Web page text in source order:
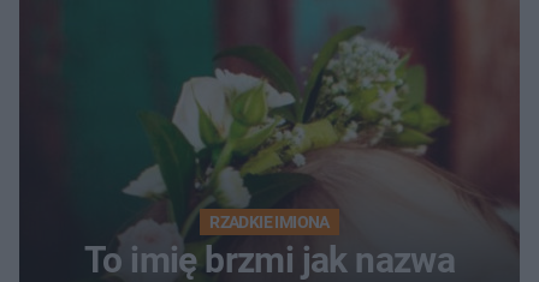
RZADKIE IMIONA
To imię brzmi jak nazwa